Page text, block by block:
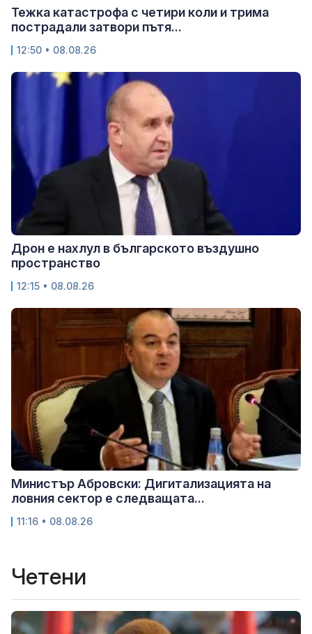
Тежка катастрофа с четири коли и трима
пострадали затвори пътя...
12:50 • 08.08.26
Дрон е нахлул в българското въздушно
пространство
12:15 • 08.08.26
Министър Абровски: Дигитализацията на
ловния сектор е следващата...
11:16 • 08.08.26
Четени